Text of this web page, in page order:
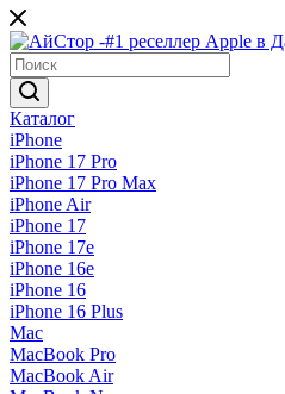
Каталог
iPhone
iPhone 17 Pro
iPhone 17 Pro Max
iPhone Air
iPhone 17
iPhone 17e
iPhone 16e
iPhone 16
iPhone 16 Plus
Mac
MacBook Pro
MacBook Air